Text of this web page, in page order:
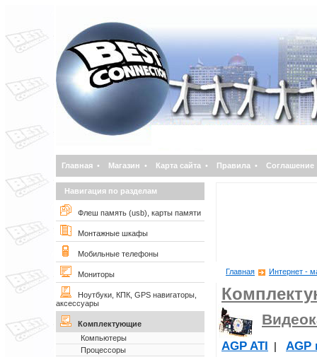
Главная • Магазин • Карта сайта • Правила • Соглашение
Навигация по разделам
Флеш память (usb), карты памяти
Монтажные шкафы
Мобильные телефоны
Мониторы
Ноутбуки, КПК, GPS навигаторы,
аксессуары
Комплектующие
Компьютеры
Процессоры
Главная Интернет -
AGP ATI | AGP